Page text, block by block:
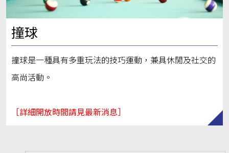
撞球
撞球是一種具有多重玩法的技巧運動，兼具休閒及社交的
高尚活動。
［詳細開放時間請見最新消息］